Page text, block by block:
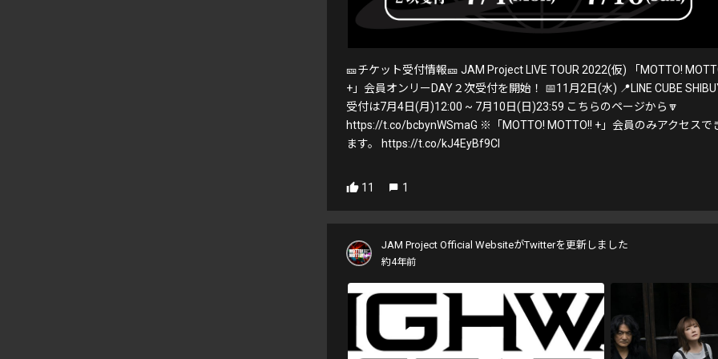
🎫チケット受付情報🎫 JAM Project LIVE TOUR 2022(仮) 「MOTTO!
+」会員オンリーDAY２次受付を開始！ 📅11月2日(水) 📍LINE CUBE
受付は7月4日(月)12:00 ~ 7月10日(日)23:59 こちらのページから🔽
https://t.co/bcbynWSmaG ※「MOTTO! MOTTO!! +」会員のみアクセスで
ます。 https://t.co/kJ4EyBf9Cl
11 1
JAM Project Official WebsiteがTwitterを更新しました
約4年前